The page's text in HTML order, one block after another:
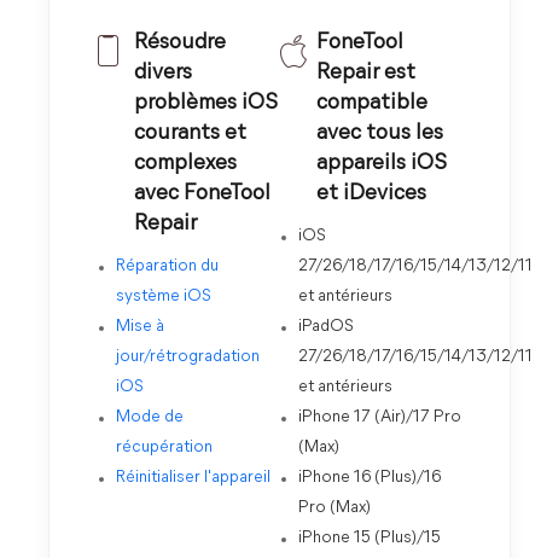
Résoudre
divers
problèmes iOS
courants et
complexes
avec FoneTool
Repair
Réparation du
système iOS
Mise à
jour/rétrogradation
iOS
Mode de
récupération
Réinitialiser l'appareil
FoneTool
Repair est
compatible
avec tous les
appareils iOS
et iDevices
iOS
27/26/18/17/16/15/14/13/12/11
et antérieurs
iPadOS
27/26/18/17/16/15/14/13/12/11
et antérieurs
iPhone 17 (Air)/17 Pro
(Max)
iPhone 16 (Plus)/16
Pro (Max)
iPhone 15 (Plus)/15